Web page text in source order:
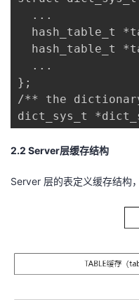
  ...
hash_table_t
hash_table_t
  ...
};
/** the
dict_sys_t
2.2 Server层缓存结构
Server 层的表定义缓存结构